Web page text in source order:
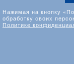
Нажимая на кнопку
обработку своих
Политике